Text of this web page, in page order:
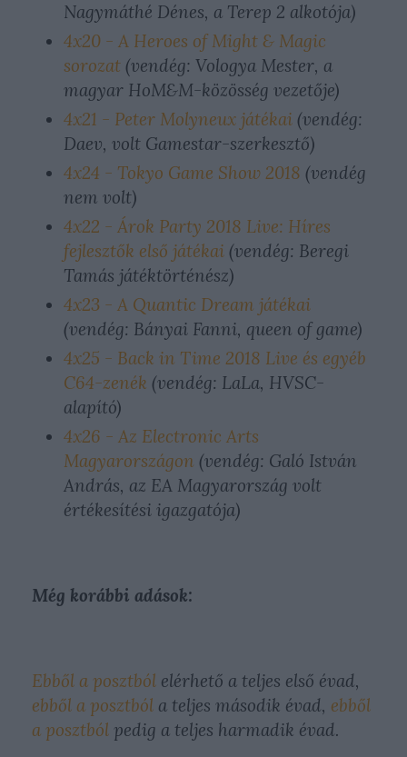
Nagymáthé Dénes, a Terep 2 alkotója)
4x20 - A Heroes of Might & Magic
sorozat (vendég: Vologya Mester, a
magyar HoM&M-közösség vezetője)
4x21 - Peter Molyneux játékai (vendég:
Daev, volt Gamestar-szerkesztő)
4x24 - Tokyo Game Show 2018 (vendég
nem volt)
4x22 - Árok Party 2018 Live: Híres
fejlesztők első játékai (vendég: Beregi
Tamás játéktörténész)
4x23 - A Quantic Dream játékai
(vendég: Bányai Fanni, queen of game)
4x25 - Back in Time 2018 Live és egyéb
C64-zenék (vendég: LaLa, HVSC-
alapító)
4x26 - Az Electronic Arts
Magyarországon (vendég: Galó István
András, az EA Magyarország volt
értékesítési igazgatója)
Még korábbi adások:
Ebből a posztból elérhető a teljes első évad,
ebből a posztból a teljes második évad, ebből
a posztból pedig a teljes harmadik évad.